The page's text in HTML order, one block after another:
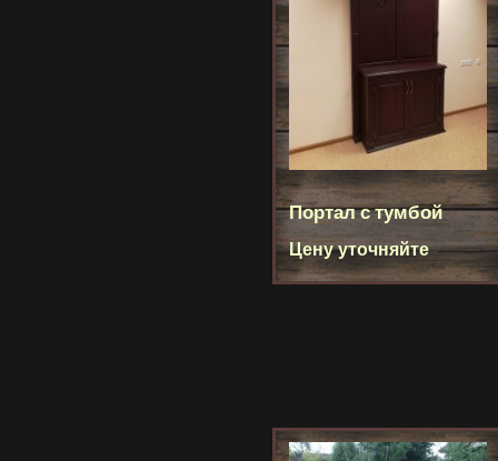
Портал с тумбой
Цену уточняйте